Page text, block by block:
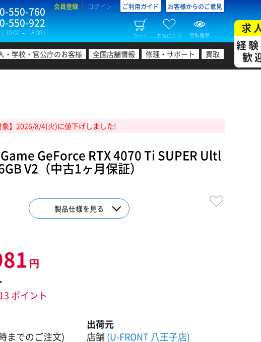
550-760
550-922
10:00 ～ 18:00 )
会員登録 ログイン ご利用ガイド お客様からのご意見
カート お気に入り 閲覧履歴
・学校・官公庁のお客様 全国店舗情報 修理・サポート 買取
求
経
歓
象】2026/8/4(火)に値下げしました!
GeForce RTX 4070 Ti SUPER Ultl
V2（中古1ヶ月保証）
製品仕様を見る
円
ポイント
までのご注文)
出荷元
店舗(U-FRONT 八王子店)